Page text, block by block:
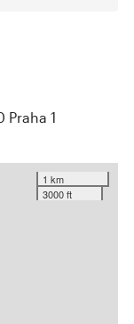
Praha 1
1 km
3000 ft